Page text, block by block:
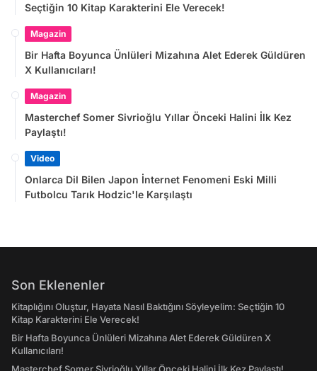
Seçtiğin 10 Kitap Karakterini Ele Verecek!
Magazin
Bir Hafta Boyunca Ünlüleri Mizahına Alet Ederek Güldüren
X Kullanıcıları!
Magazin
Masterchef Somer Sivrioğlu Yıllar Önceki Halini İlk Kez
Paylaştı!
Video
Onlarca Dil Bilen Japon İnternet Fenomeni Eski Milli
Futbolcu Tarık Hodzic'le Karşılaştı
Son Eklenenler
Kitaplığını Oluştur, Hayata Nasıl Baktığını Söyleyelim: Seçtiğin 10
Kitap Karakterini Ele Verecek!
Bir Hafta Boyunca Ünlüleri Mizahına Alet Ederek Güldüren X
Kullanıcıları!